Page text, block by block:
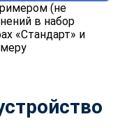
(не
в набор
«Стандарт» и